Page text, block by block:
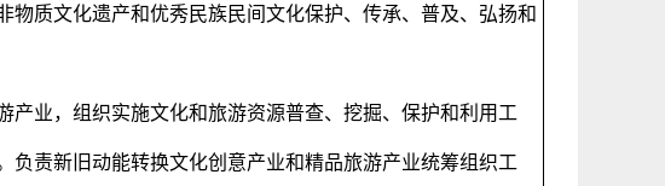
物质文化遗产和优秀民族民间文化保护、传承、普及、弘扬和
产业，组织实施文化和旅游资源普查、挖掘、保护和利用工
负责新旧动能转换文化创意产业和精品旅游产业统筹组织工